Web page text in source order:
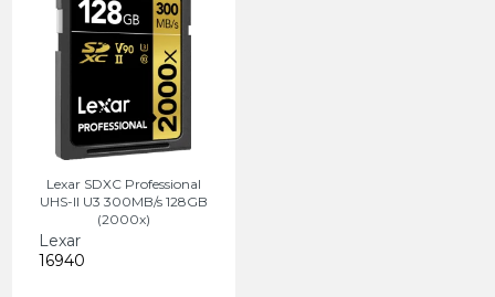
Lexar SDXC Professional
UHS-II U3 300MB/s 128GB
(2000x)
Lexar
16940